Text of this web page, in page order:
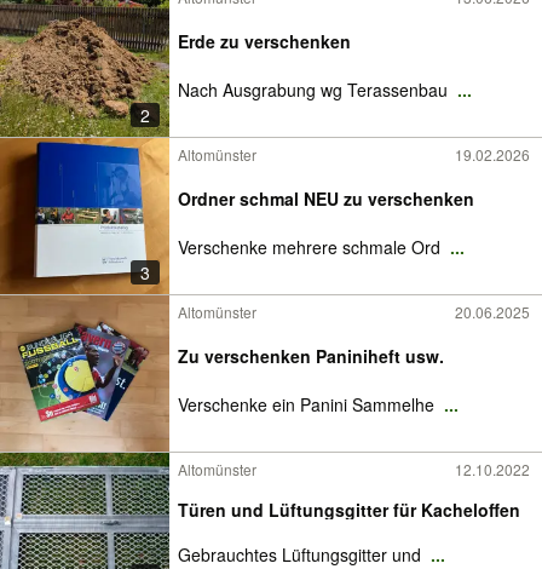
2
Erde zu verschenken
Nach Ausgrabung wg Terassenbau ...
3
Altomünster 19.02.2026
Ordner schmal NEU zu verschenken
Verschenke mehrere schmale Ord ...
Altomünster 20.06.2025
Zu verschenken Paniniheft usw.
Verschenke ein Panini Sammelhe ...
Altomünster 12.10.2022
Türen und Lüftungsgitter für Kacheloffen
Gebrauchtes Lüftungsgitter und ...